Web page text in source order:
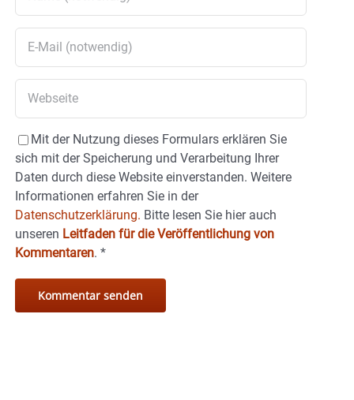
Mit der Nutzung dieses Formulars erklären Sie
sich mit der Speicherung und Verarbeitung Ihrer
Daten durch diese Website einverstanden. Weitere
Informationen erfahren Sie in der
Datenschutzerklärung. Bitte lesen Sie hier auch
unseren Leitfaden für die Veröffentlichung von
Kommentaren. *